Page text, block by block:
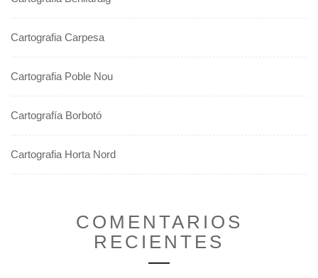
Cartografia Carpesa
Cartografia Poble Nou
Cartografía Borbotó
Cartografia Horta Nord
COMENTARIOS
RECIENTES